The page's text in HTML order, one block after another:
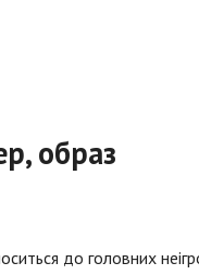
образ
до головних